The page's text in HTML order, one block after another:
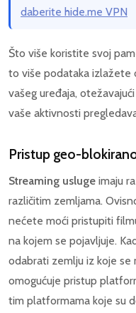
daberite hide.me VPN
Što više koristite svoj
to više podataka izlažete
vašeg uređaja,
vaše aktivnosti
Pristup geo-
Streaming usluge imaju
različitim zemljama.
nećete moći pristupiti
na kojem se pojavljuje.
odabrati zemlju iz koje se
omogućuje pristup
tim platformama koje su